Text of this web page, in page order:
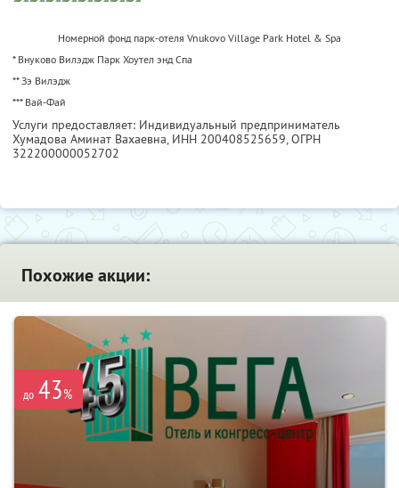
Номерной фонд парк-отеля Vnukovo Village Park Hotel & Spa
* Внуково Вилэдж Парк Хоутел энд Спа
** Зэ Вилэдж
*** Вай-Фай
Услуги предоставляет: Индивидуальный предприниматель
Хумадова Аминат Вахаевна, ИНН 200408525659, ОГРН
322200000052702
Похожие акции:
до 43%